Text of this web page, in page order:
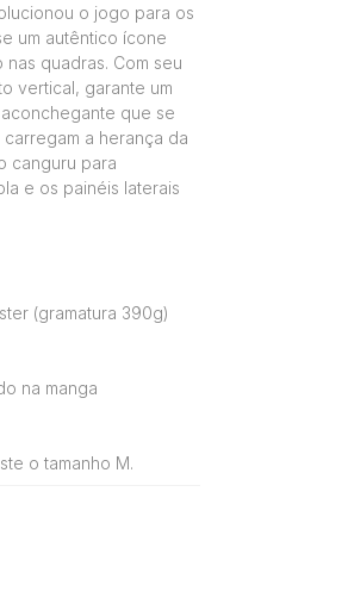
o jogo para os
um autêntico ícone
quadras. Com seu
vertical, garante um
que se
a herança da
canguru para
e os painéis laterais
(gramatura 390g)
na manga
o tamanho M.